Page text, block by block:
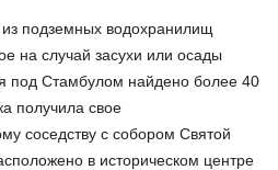
подземных водохранилищ
на случай засухи или осады
под Стамбулом найдено более 40
получила свое
соседству с собором Святой
в историческом центре